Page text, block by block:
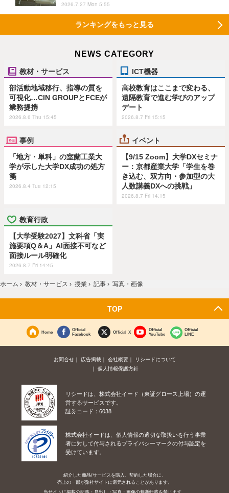
2026.7.27 Mon 5:55
ランキングをもっと見る
NEWS CATEGORY
教材・サービス
部活動地域移行、指導の質を
可視化…CIN GROUPとFCEが
業務提携
2026.8.6 Thu 15:45
ICT機器
高校教育はここまで変わる、
遠隔教育で進む学びのアップ
デート
2026.8.7 Fri 15:15
事例
「地方・単科」の室蘭工業大
学が示した大学DX成功の処方
箋
2026.8.4 Tue 12:15
イベント
【9/15 Zoom】大学DXセミナ
ー：京都産業大学「学生を巻
き込む、双方向・参加型の大
人数講義DXへの挑戦」
2026.8.7 Fri 14:15
教育行政
【大学受験2027】文科省「実
施要項Q＆A」AI面接不可など
面接ルール明確化
2026.8.7 Fri 14:45
ホーム › 教材・サービス › 授業 › 記事 › 写真・画像
TOP
Home
Official
Facebook
Official X
Official
YouTube
Official
LINE
お問合せ 広告掲載 会社概要
リシードについて
個人情報保護方針
リシードは、株式会社イード（東証グロース上場）の運
営するサービスです。
証券コード：6038
株式会社イードは、個人情報の適切な取扱いを行う事業
者に対して付与されるプライバシーマークの付与認定を
受けています。
紹介した商品/サービスを購入、契約した場合に、
売上の一部が弊社サイトに還元されることがあります。